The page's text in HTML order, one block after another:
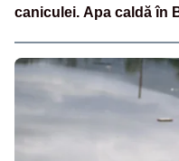
caniculei. Apa caldă în